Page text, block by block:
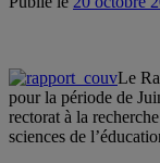
Le
pour la période de
rectorat à la
sciences de